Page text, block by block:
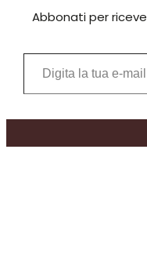
Abbonati per
Digita la tua e-mail...